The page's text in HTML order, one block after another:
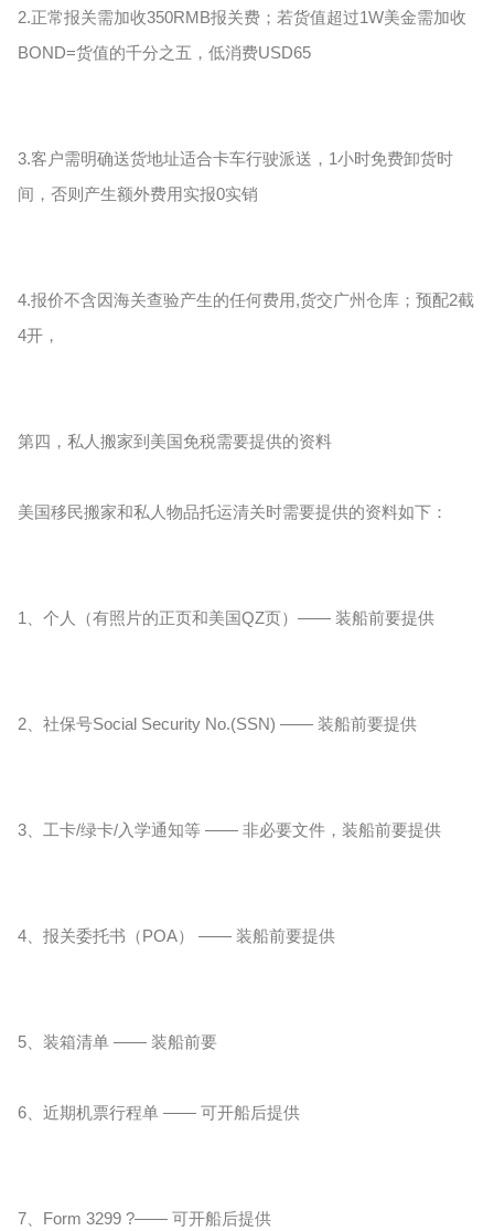
2.正常报关需加收350RMB报关费；若货值超过1W美金需加收
BOND=货值的千分之五，低消费USD65
3.客户需明确送货地址适合卡车行驶派送，1小时免费卸货时
间，否则产生额外费用实报0实销
4.报价不含因海关查验产生的任何费用,货交广州仓库；预配2截
4开，
第四，私人搬家到美国免税需要提供的资料
美国移民搬家和私人物品托运清关时需要提供的资料如下：
1、个人（有照片的正页和美国QZ页）—— 装船前要提供
2、社保号Social Security No.(SSN) —— 装船前要提供
3、工卡/绿卡/入学通知等 —— 非必要文件，装船前要提供
4、报关委托书（POA） —— 装船前要提供
5、装箱清单 —— 装船前要
6、近期机票行程单 —— 可开船后提供
7、Form 3299 ?—— 可开船后提供